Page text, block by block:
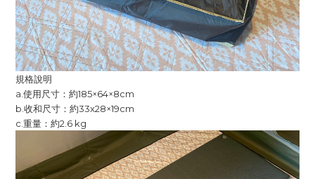
規格說明
a.使用尺寸：約185×64×8cm
b.收和尺寸：約33x28×19cm
c.重量：約2.6 kg